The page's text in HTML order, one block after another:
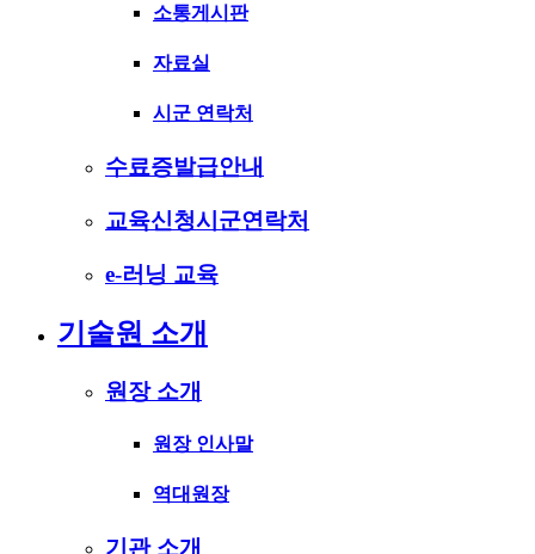
소통게시판
자료실
시군 연락처
수료증발급안내
교육신청시군연락처
e-러닝 교육
기술원 소개
원장 소개
원장 인사말
역대원장
기관 소개